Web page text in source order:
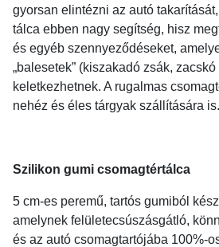
gyorsan elintézni az autó
tálca ebben nagy segítség, hisz
és egyéb szennyeződéseket,
„balesetek” (kiszakadó zsák, zacskó
keletkezhetnek. A rugalmas
nehéz és éles tárgyak szállítására is.
Szilikon gumi csomagtértálca
5 cm-es peremű, tartós gumiból
amelynek felületecsúszásgátló,
és az autó csomagtartójába 100%-